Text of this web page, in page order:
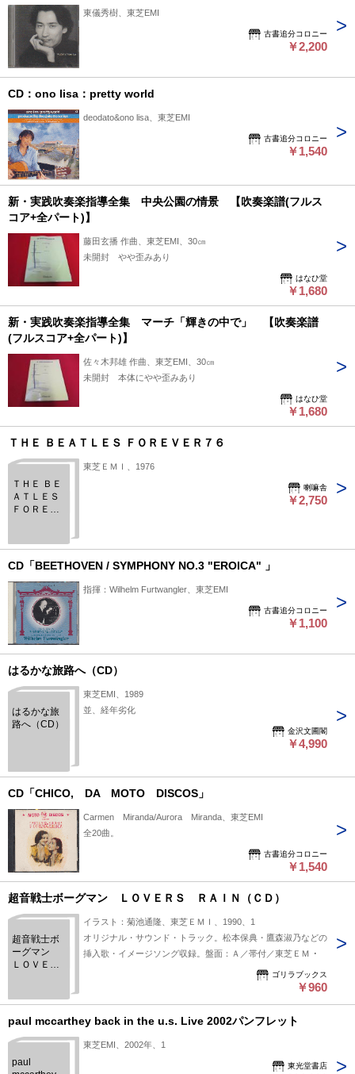
東儀秀樹、東芝EMI
古書追分コロニー
￥2,200
CD：ono lisa：pretty world
deodato&ono lisa、東芝EMI
古書追分コロニー
￥1,540
新・実践吹奏楽指導全集 中央公園の情景 【吹奏楽譜(フルス
コア+全パート)】
藤田玄播 作曲、東芝EMI、30㎝
未開封 やや歪みあり
はなひ堂
￥1,680
新・実践吹奏楽指導全集 マーチ「輝きの中で」 【吹奏楽譜
(フルスコア+全パート)】
佐々木邦雄 作曲、東芝EMI、30㎝
未開封 本体にやや歪みあり
はなひ堂
￥1,680
ＴＨＥ ＢＥＡＴＬＥＳ ＦＯＲＥＶＥＲ７６
ＴＨＥ ＢＥ
ＡＴＬＥＳ
ＦＯＲＥＶ
東芝ＥＭＩ、1976
喇嘛舎
￥2,750
CD「BEETHOVEN / SYMPHONY NO.3 "EROICA" 」
指揮：Wilhelm Furtwangler、東芝EMI
古書追分コロニー
￥1,100
はるかな旅路へ（CD）
はるかな旅
路へ（CD）
東芝EMI、1989
並、経年劣化
金沢文圃閣
￥4,990
CD「CHICO, DA MOTO DISCOS」
Carmen Miranda/Aurora Miranda、東芝EMI
全20曲。
古書追分コロニー
￥1,540
超音戦士ボーグマン ＬＯＶＥＲＳ ＲＡＩＮ（ＣＤ）
超音戦士ボ
ーグマン
ＬＯＶＥＲ
Ｄ）
イラスト：菊池通隆、東芝ＥＭＩ、1990、1
オリジナル・サウンド・トラック。松本保典・鷹森淑乃などの
挿入歌・イメージソング収録。盤面：Ａ／帯付／東芝ＥＭＩ
ゴリラブックス
￥960
paul mccarthey back in the u.s. Live 2002パンフレット
paul
東芝EMI、2002年、1
東光堂書店